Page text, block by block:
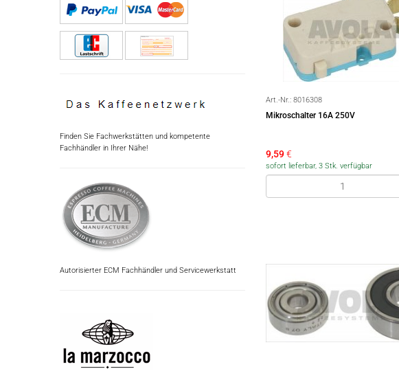
Finden Sie Fachwerkstätten und kompetente
Fachhändler in Ihrer Nähe!
Autorisierter ECM Fachhändler und Servicewerkstatt
Art.-Nr.: 8016308
Mikroschalter 16A 250V
9,59€
sofort lieferbar, 3 Stk. verfügbar